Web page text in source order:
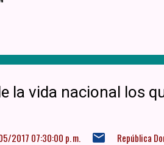
la vida nacional los
2017 07:30:00 p. m. República